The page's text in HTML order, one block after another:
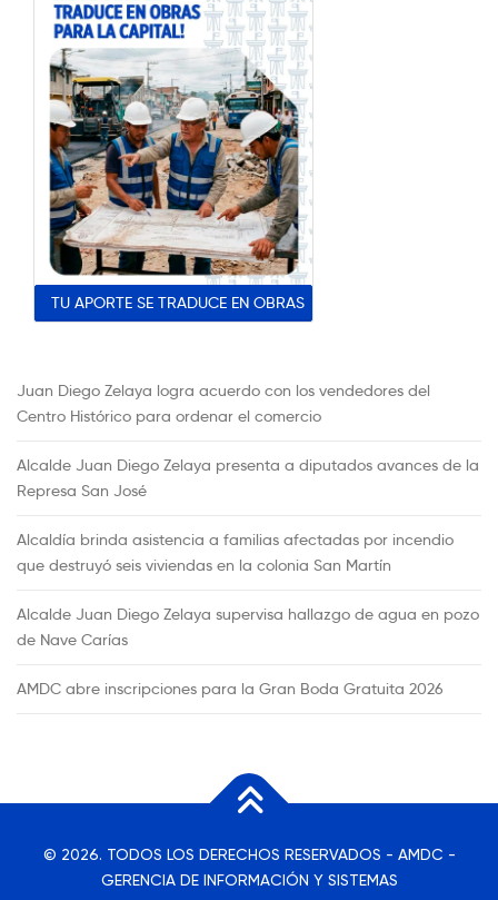
TU APORTE SE TRADUCE EN OBRAS
Juan Diego Zelaya logra acuerdo con los vendedores del
Centro Histórico para ordenar el comercio
Alcalde Juan Diego Zelaya presenta a diputados avances de la
Represa San José
Alcaldía brinda asistencia a familias afectadas por incendio
que destruyó seis viviendas en la colonia San Martín
Alcalde Juan Diego Zelaya supervisa hallazgo de agua en pozo
de Nave Carías
AMDC abre inscripciones para la Gran Boda Gratuita 2026
© 2026. TODOS LOS DERECHOS RESERVADOS - AMDC -
GERENCIA DE INFORMACIÓN Y SISTEMAS